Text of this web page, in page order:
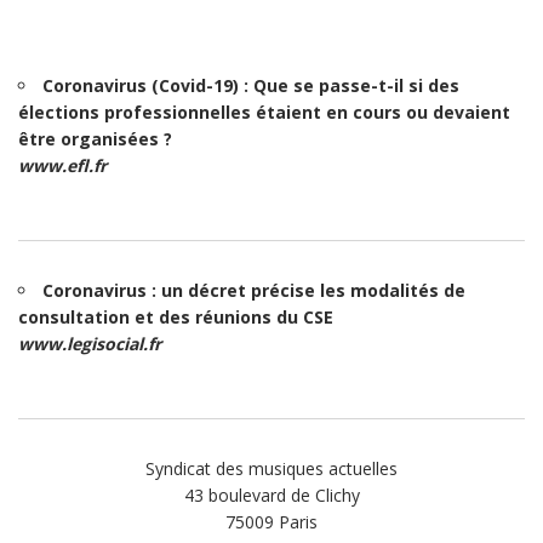
Coronavirus (Covid-19) : Que se passe-t-il si des
élections professionnelles étaient en cours ou devaient
être organisées ?
www.efl.fr
Coronavirus : un décret précise les modalités de
consultation et des réunions du CSE
www.legisocial.fr
Syndicat des musiques actuelles
43 boulevard de Clichy
75009 Paris